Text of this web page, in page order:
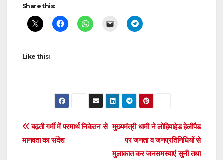
navigation
Share this:
Like this:
Post
navigation
मुख्यमंत्री धामी ने लोहियाहेड हेलीपैड
पर जनता व जनप्रतिनिधियों से
मुलाकात कर जनसमस्याएं सुनी तथा
बढ़ती गर्मी में परमार्थ निकेतन से
मानवता का संदेश